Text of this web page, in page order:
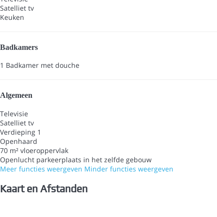
Satelliet tv
Keuken
Badkamers
1 Badkamer met douche
Algemeen
Televisie
Satelliet tv
Verdieping 1
Openhaard
70 m² vloeroppervlak
Openlucht parkeerplaats in het zelfde gebouw
Meer functies weergeven Minder functies weergeven
Kaart en Afstanden